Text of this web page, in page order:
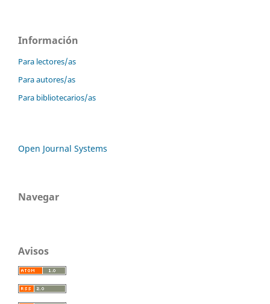
Información
Para lectores/as
Para autores/as
Para bibliotecarios/as
Open Journal Systems
Navegar
Avisos